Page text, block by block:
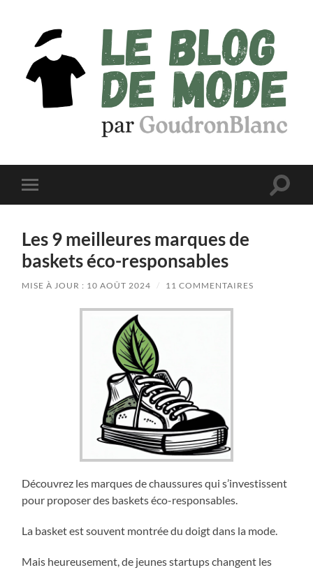
de
Toggle
mobile
Toggle
Les 9 meilleures marques de
baskets éco-responsables
MISE À JOUR : 10 AOÛT 2024 / 11 COMMENTAIRES
Découvrez les marques de chaussures qui s’investissent
pour proposer des baskets éco-responsables.
La basket est souvent montrée du doigt dans la mode.
Mais heureusement, de jeunes startups changent les